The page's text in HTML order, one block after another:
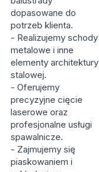
dopasowane do
potrzeb klienta.
- Realizujemy schody
metalowe i inne
elementy architektury
stalowej.
- Oferujemy
precyzyjne cięcie
laserowe oraz
profesjonalne usługi
spawalnicze.
- Zajmujemy się
piaskowaniem i